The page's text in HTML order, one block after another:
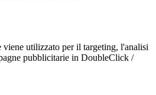
viene utilizzato per il targeting, l'analisi
pubblicitarie in DoubleClick /